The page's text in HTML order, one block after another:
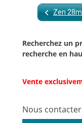
Zen
Recherchez un
recherche en
Vente
Nous